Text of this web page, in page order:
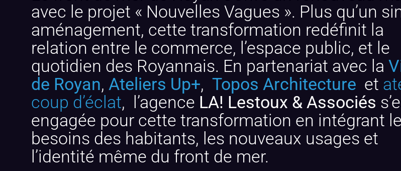
avec le projet « Nouvelles Vagues ». Plus qu’un
aménagement, cette transformation redéfinit la
relation entre le commerce, l’espace public, et le
quotidien des Royannais. En partenariat avec la
de Royan, Ateliers Up+, Topos Architecture et
coup d’éclat, l’agence LA! Lestoux & Associés
engagée pour cette transformation en intégrant
besoins des habitants, les nouveaux usages et
l’identité même du front de mer.